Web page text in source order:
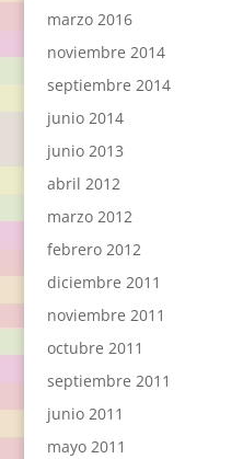
marzo 2016
noviembre 2014
septiembre 2014
junio 2014
junio 2013
abril 2012
marzo 2012
febrero 2012
diciembre 2011
noviembre 2011
octubre 2011
septiembre 2011
junio 2011
mayo 2011